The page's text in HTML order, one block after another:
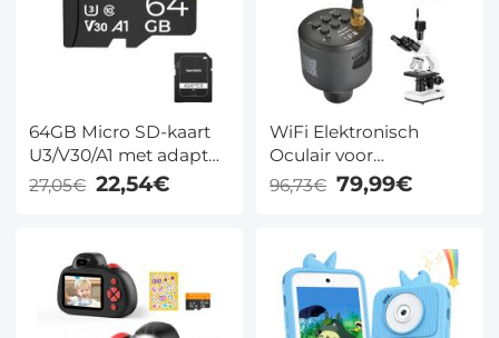
64GB Micro SD-kaart
U3/V30/A1 met adapter,
geheugenkaart voor
camera's, borescopen,
nachtzichtbrillen,
Kentfaith
27,05€ 22,54€
WiFi Elektronisch
Oculair voor
Microscopen, 50 Meter
WiFi Bereik, 2MP
Maak 4K Foto's
Video's, Kentfaith
96,73€ 79,99€